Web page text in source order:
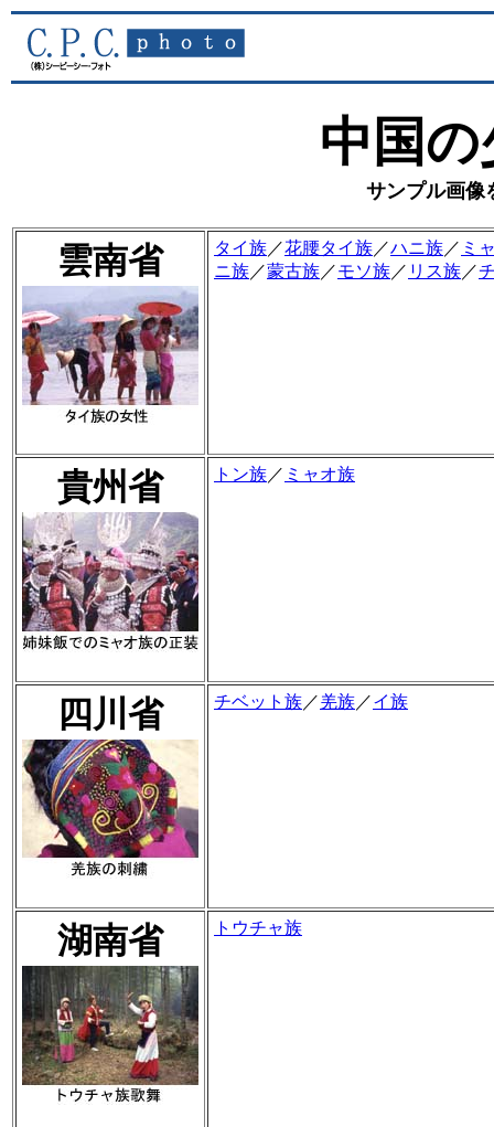
中国
サンプル画像
雲南省 タイ族／花腰タイ族／ハニ族／ ミ
ニ族／蒙古族／モソ族／ リス族／
貴州省 トン族／ ミャオ族
四川省 チベット族／羌族／イ族
湖南省 トウチャ族